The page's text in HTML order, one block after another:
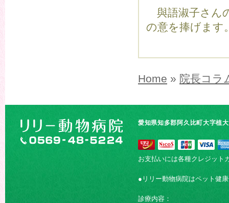
與語淑子さん
の意を捧げます
Home » 院長コラ
愛知県知多郡阿久比町大字植
お支払いには各種クレジット
●リリー動物病院はペット健
診療内容：